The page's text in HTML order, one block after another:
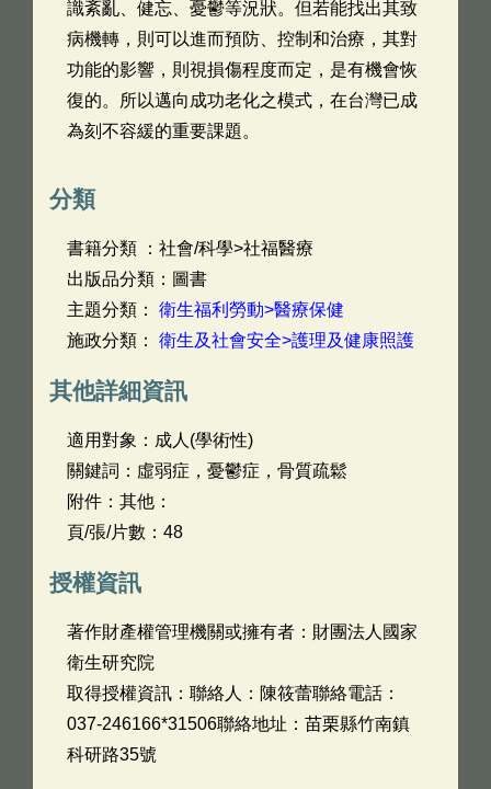
識紊亂、健忘、憂鬱等況狀。但若能找出其致
病機轉，則可以進而預防、控制和治療，其對
功能的影響，則視損傷程度而定，是有機會恢
復的。所以邁向成功老化之模式，在台灣已成
為刻不容緩的重要課題。
分類
書籍分類 ：社會/科學>社福醫療
出版品分類：圖書
主題分類： 衛生福利勞動>醫療保健
施政分類： 衛生及社會安全>護理及健康照護
其他詳細資訊
適用對象：成人(學術性)
關鍵詞：虛弱症，憂鬱症，骨質疏鬆
附件：其他：
頁/張/片數：48
授權資訊
著作財產權管理機關或擁有者：財團法人國家
衛生研究院
取得授權資訊：聯絡人：陳筱蕾聯絡電話：
037-246166*31506聯絡地址：苗栗縣竹南鎮
科研路35號